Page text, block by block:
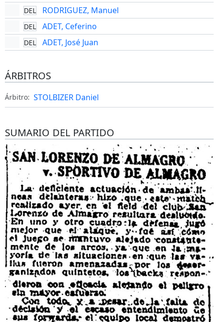
DEL RODRIGUEZ, Manuel
DEL ADET, Ceferino
DEL ADET, José Juan
ÁRBITROS
Árbitro: STOLBIZER Daniel
SUMARIO DEL PARTIDO